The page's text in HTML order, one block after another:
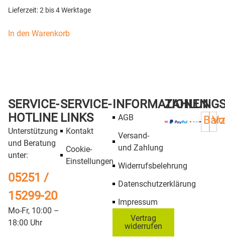
Lieferzeit:2 bis 4 Werktage
In den Warenkorb
SERVICE-
HOTLINE
Unterstützung
und Beratung
unter:
05251 /
15299-20
Mo-Fr, 10:00 –
18:00 Uhr
SERVICE-
LINKS
Kontakt
Cookie-
Einstellungen
INFORMATIONEN
AGB
Versand-
und Zahlung
Widerrufsbelehrung
Datenschutzerklärung
Impressum
Vertrag
widerrufen